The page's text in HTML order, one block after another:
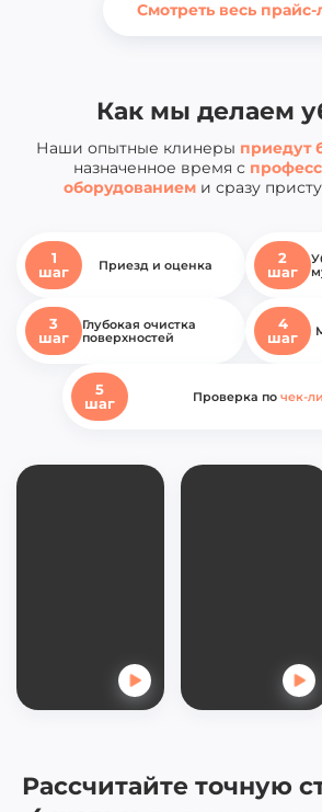
Смотреть весь прайс-
Как мы делаем
Наши опытные клинеры приедут
назначенное время с
оборудованием и сразу
1
шаг
Приезд и оценка
2
шаг
3
шаг
Глубокая очистка
поверхностей
4
шаг
5
шаг
Проверка почек-
Рассчитайте точную